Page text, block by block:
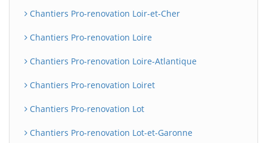
Chantiers Pro-renovation Loir-et-Cher
Chantiers Pro-renovation Loire
Chantiers Pro-renovation Loire-Atlantique
Chantiers Pro-renovation Loiret
Chantiers Pro-renovation Lot
Chantiers Pro-renovation Lot-et-Garonne